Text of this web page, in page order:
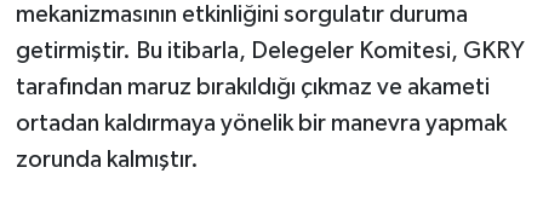
mekanizmasının etkinliğini sorgulatır duruma
getirmiştir. Bu itibarla, Delegeler Komitesi, GKRY
tarafından maruz bırakıldığı çıkmaz ve akameti
ortadan kaldırmaya yönelik bir manevra yapmak
zorunda kalmıştır.